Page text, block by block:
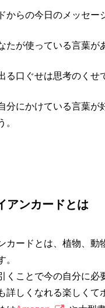
からの今日のメッセー
たが使っている言葉が
る口ぐせは思考のくせ
分にかけている言葉が
。
アンカードとは
カードとは、植物、動
。
くことで今の自分に必
詳しくなれる楽しくて